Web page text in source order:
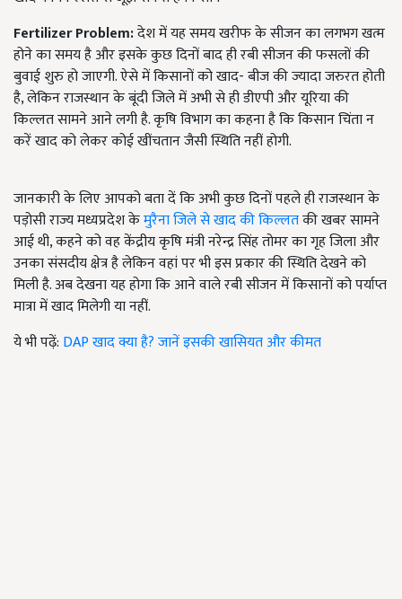
Fertilizer Problem:देश में यह समय खरीफ के सीजन का लगभग खत्म
होने का समय है और इसके कुछ दिनों बाद ही रबी सीजन की फसलों की
बुवाई शुरु हो जाएगी. ऐसे में किसानों को खाद- बीज की ज्यादा जरुरत होती
है, लेकिन राजस्थान के बूंदी जिले में अभी से ही डीएपी और यूरिया की
किल्लत सामने आने लगी है. कृषि विभाग का कहना है कि किसान चिंता न
करें खाद को लेकर कोई खींचतान जैसी स्थिति नहीं होगी.
जानकारी के लिए आपको बता दें कि अभी कुछ दिनों पहले ही राजस्थान के
पड़ोसी राज्य मध्यप्रदेश केमुरैना जिले से खाद की किल्लतकी खबर सामने
आई थी, कहने को वह केंद्रीय कृषि मंत्री नरेन्द्र सिंह तोमर का गृह जिला और
उनका संसदीय क्षेत्र है लेकिन वहां पर भी इस प्रकार की स्थिति देखने को
मिली है. अब देखना यह होगा कि आने वाले रबी सीजन में किसानों को पर्याप्त
मात्रा में खाद मिलेगी या नहीं.
ये भी पढ़ें: DAP खाद क्या है? जानें इसकी खासियत और कीमत